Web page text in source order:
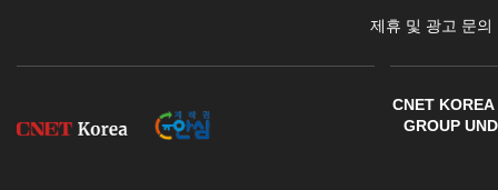
제휴 및 광고 문의
CNET
GROUP